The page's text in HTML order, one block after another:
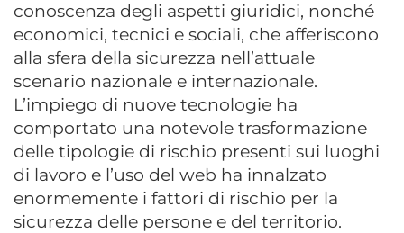
conoscenza degli aspetti giuridici, nonché
economici, tecnici e sociali, che afferiscono
alla sfera della sicurezza nell’attuale
scenario nazionale e internazionale.
L’impiego di nuove tecnologie ha
comportato una notevole trasformazione
delle tipologie di rischio presenti sui luoghi
di lavoro e l’uso del web ha innalzato
enormemente i fattori di rischio per la
sicurezza delle persone e del territorio.